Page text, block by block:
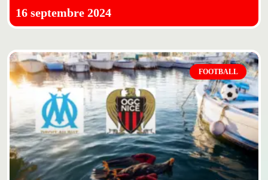
16 septembre 2024
FOOTBALL